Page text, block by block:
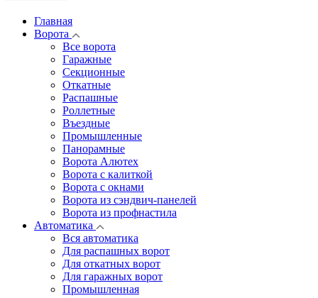
Главная
Ворота
Все ворота
Гаражные
Секционные
Откатные
Распашные
Роллетные
Въездные
Промышленные
Панорамные
Ворота Алютех
Ворота с калиткой
Ворота c окнами
Ворота из сэндвич-панелей
Ворота из профнастила
Автоматика
Вся автоматика
Для распашных ворот
Для откатных ворот
Для гаражных ворот
Промышленная